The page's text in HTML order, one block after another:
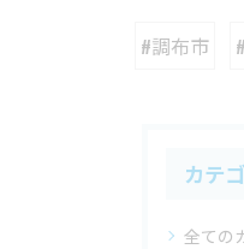
#調布市
カテ
全ての